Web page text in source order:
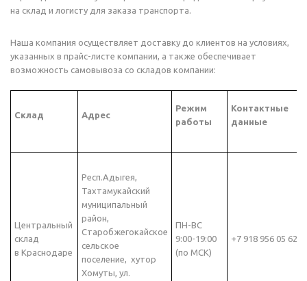
на склад и логисту для заказа транспорта.
Наша компания осуществляет доставку до клиентов на условиях,
указанных в прайс-листе компании, а также обеспечивает
возможность самовывоза со складов компании:
Склад Адрес
Режим
работы
Контактные
данные
Центральный
склад
в Краснодаре
Респ.Адыгея,
Тахтамукайский
муниципальный
район,
Старобжегокайское
сельское
поселение, хутор
Хомуты, ул.
ПН-ВС
9:00-19:00
(по МСК)
+7 918 956 05 62